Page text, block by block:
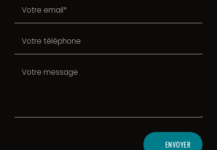
ENVOYER